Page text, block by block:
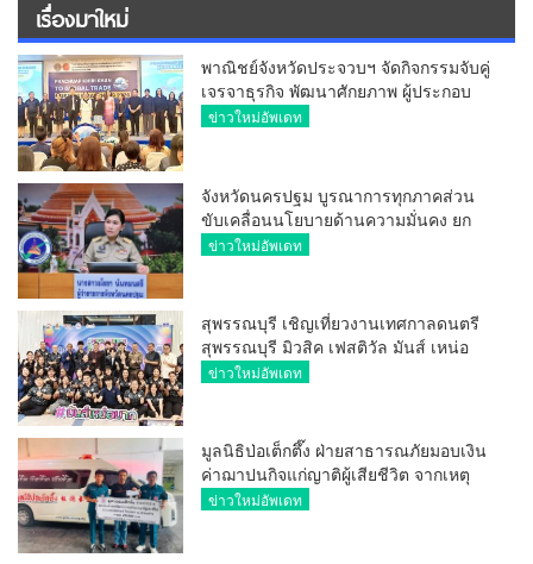
เรื่องมาใหม่
พาณิชย์จังหวัดประจวบฯ จัดกิจกรรมจับคู่
เจรจาธุรกิจ พัฒนาศักยภาพ ผู้ประกอบ
การ ขยายช่องทางการค้า สู่การค้า
ข่าวใหม่อัพเดท
จังหวัดนครปฐม บูรณาการทุกภาคส่วน
ขับเคลื่อนนโยบายด้านความมั่นคง ยก
ระดับการป้องกันอาชญากรรมทาง
ข่าวใหม่อัพเดท
สุพรรณบุรี เชิญเที่ยวงานเทศกาลดนตรี
สุพรรณบุรี มิวสิค เฟสติวัล มันส์ เหน่อ
มาก
ข่าวใหม่อัพเดท
มูลนิธิป่อเต็กตึ๊ง ฝ่ายสาธารณภัยมอบเงิน
ค่าฌาปนกิจแก่ญาติผู้เสียชีวิต จากเหตุ
เพลิงไหม้ โรงเบียร์ ณ ลาดพร้าว จำนวน
ข่าวใหม่อัพเดท